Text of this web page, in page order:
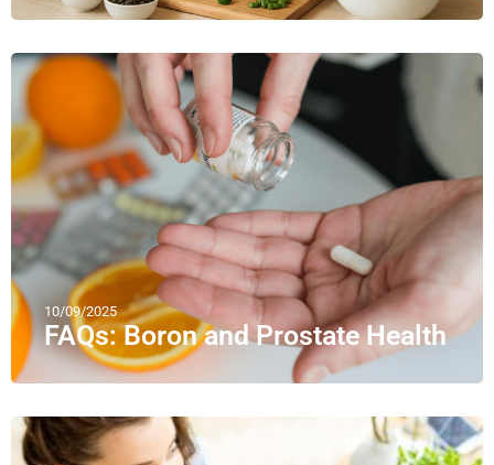
10/09/2025
FAQs: Boron and Prostate Health